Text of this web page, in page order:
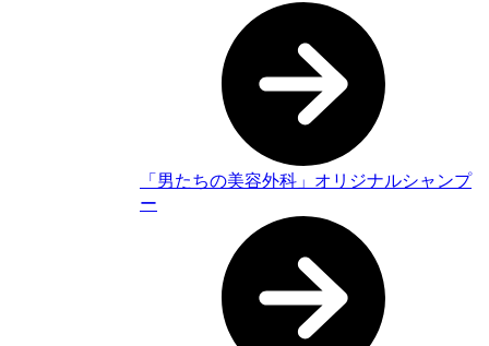
「男たちの美容外科」オリジナルシャンプ
ー